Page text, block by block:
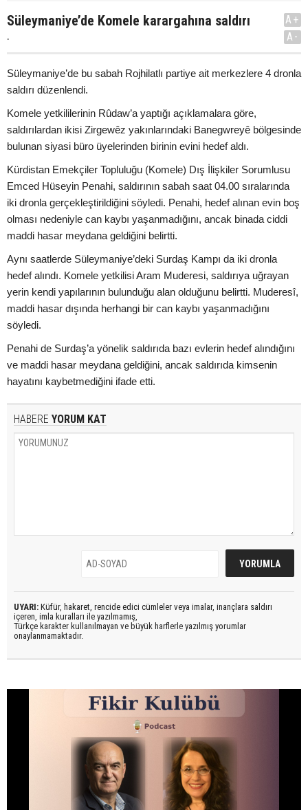
Süleymaniye’de Komele karargahına saldırı
.
A+
A-
Süleymaniye’de bu sabah Rojhilatlı partiye ait merkezlere 4 dronla
saldırı düzenlendi.
Komele yetkililerinin Rûdaw’a yaptığı açıklamalara göre,
saldırılardan ikisi Zirgewêz yakınlarındaki Banegwreyê bölgesinde
bulunan siyasi büro üyelerinden birinin evini hedef aldı.
Kürdistan Emekçiler Topluluğu (Komele) Dış İlişkiler Sorumlusu
Emced Hüseyin Penahi, saldırının sabah saat 04.00 sıralarında
iki dronla gerçekleştirildiğini söyledi. Penahi, hedef alınan evin boş
olması nedeniyle can kaybı yaşanmadığını, ancak binada ciddi
maddi hasar meydana geldiğini belirtti.
Aynı saatlerde Süleymaniye’deki Surdaş Kampı da iki dronla
hedef alındı. Komele yetkilisi Aram Muderesi, saldırıya uğrayan
yerin kendi yapılarının bulunduğu alan olduğunu belirtti. Muderesî,
maddi hasar dışında herhangi bir can kaybı yaşanmadığını
söyledi.
Penahi de Surdaş’a yönelik saldırıda bazı evlerin hedef alındığını
ve maddi hasar meydana geldiğini, ancak saldırıda kimsenin
hayatını kaybetmediğini ifade etti.
HABERE YORUM KAT
UYARI: Küfür, hakaret, rencide edici cümleler veya imalar, inançlara saldırı
içeren, imla kuralları ile yazılmamış,
Türkçe karakter kullanılmayan ve büyük harflerle yazılmış yorumlar
onaylanmamaktadır.